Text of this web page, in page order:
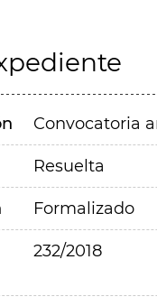
Convocatoria
Resuelta
Formalizado
232/2018